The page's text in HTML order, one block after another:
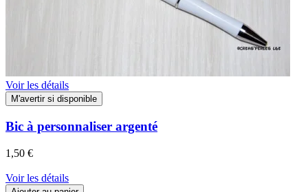
Voir les détails
M'avertir si disponible
Bic à personnaliser argenté
1,50 €
Voir les détails